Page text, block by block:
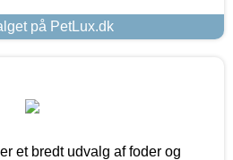
på PetLux.dk
et bredt udvalg af foder og